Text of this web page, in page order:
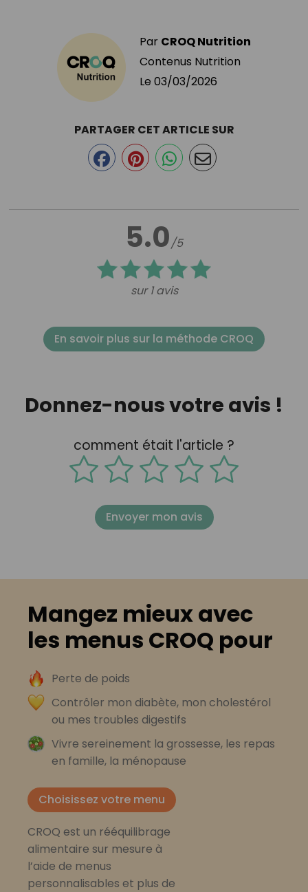
Par CROQ Nutrition
Contenus Nutrition
Le 03/03/2026
5.0/5
sur 1 avis
PARTAGER CET ARTICLE SUR
En savoir plus sur la méthode CROQ
Donnez-nous votre avis !
comment était l'article ?
Envoyer mon avis
Mangez mieux avec
les menus CROQ pour
Perte de poids
Contrôler mon diabète, mon cholestérol
ou mes troubles digestifs
Vivre sereinement la grossesse, les repas
en famille, la ménopause
Choisissez votre menu
CROQ est un rééquilibrage
alimentaire sur mesure à
l’aide de menus
personnalisables et plus de